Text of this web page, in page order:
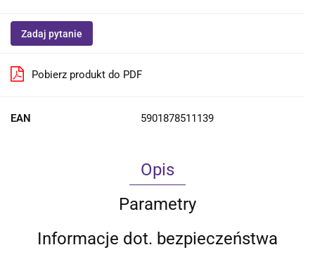
Zadaj pytanie
Pobierz produkt do PDF
EAN 5901878511139
Opis
Parametry
Informacje dot. bezpieczeństwa